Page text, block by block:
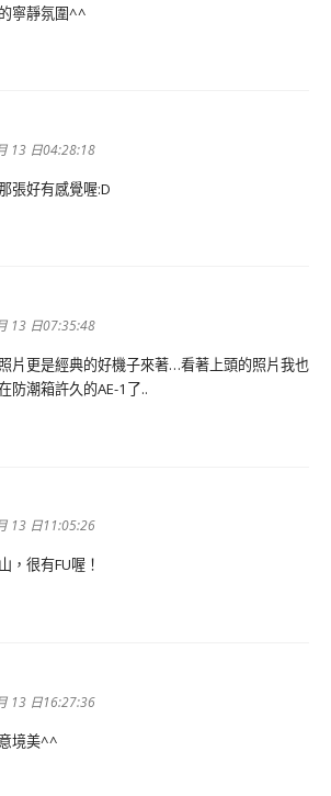
寧靜氛圍^^
13 日04:28:18
張好有感覺喔:D
: 13 日07:35:48
片更是經典的好機子來著…看著上頭的照片我也
防潮箱許久的AE-1了..
13 日11:05:26
，很有FU喔！
13 日16:27:36
境美^^